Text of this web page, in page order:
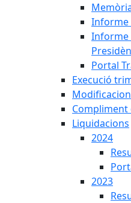
Informe
Informe
Portal
Execució
Liquidacions
2024
2023